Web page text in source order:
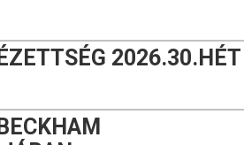
2026.30.HÉT